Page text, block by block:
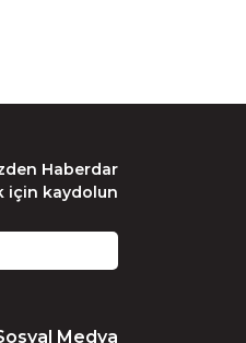
Haberdar
için kaydolun
Medya